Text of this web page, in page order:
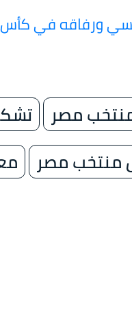
ورفاقه في كأس
مصر
منتخب مصر